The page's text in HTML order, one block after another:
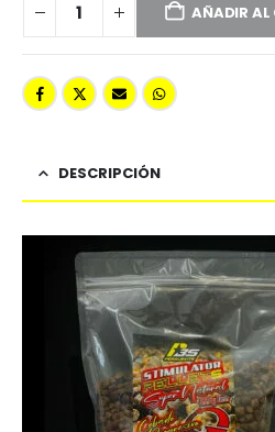
AÑADIR AL
DESCRIPCIÓN